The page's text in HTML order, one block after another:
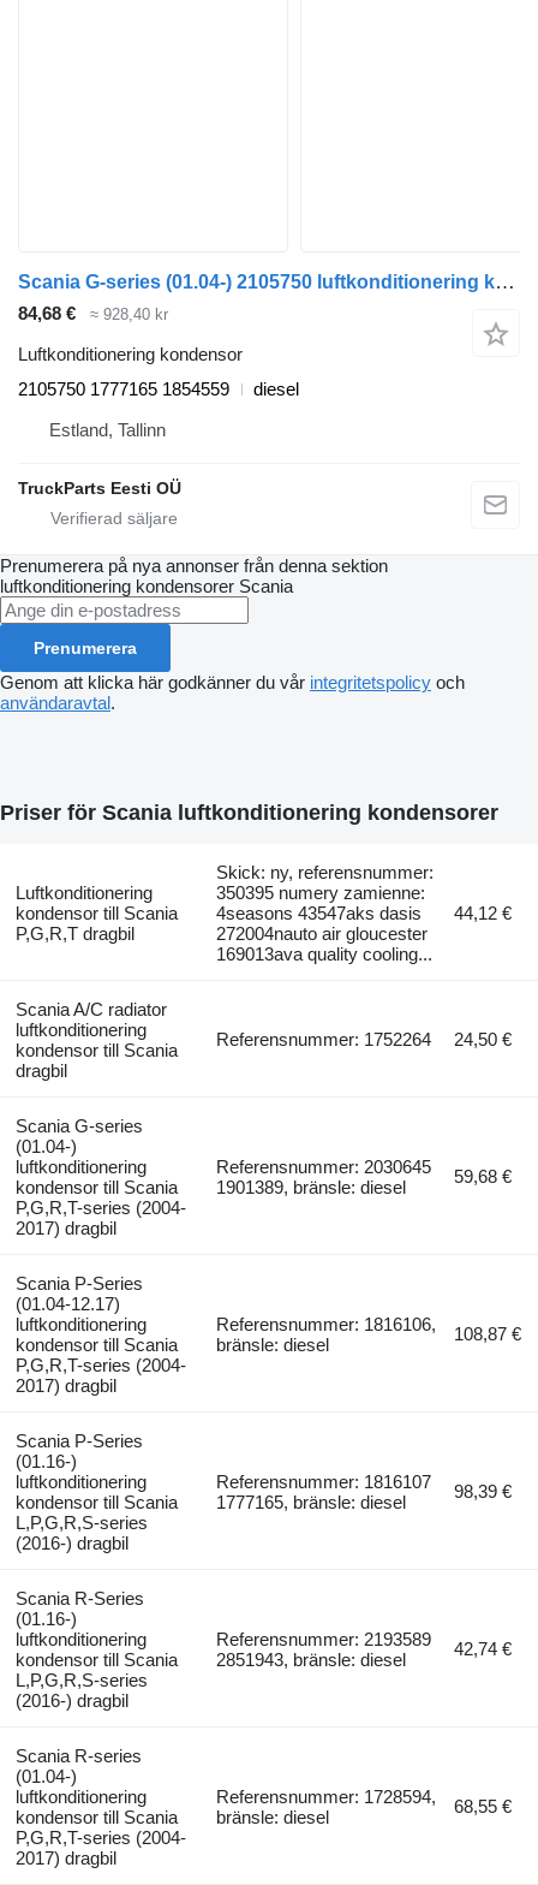
Scania G-series (01.04-) 2105750 luftkonditionering kondensor till Scania P,G,R,T-series (2004-2017) dragbil
84,68 € ≈ 928,40 kr
Luftkonditionering kondensor
2105750 1777165 1854559
diesel
Estland, Tallinn
TruckParts Eesti OÜ
Prenumerera på nya annonser från denna sektion
luftkonditionering kondensorer Scania
Prenumerera
Genom att klicka här godkänner du vår integritetspolicy och
användaravtal.
Priser för Scania luftkonditionering kondensorer
Luftkonditionering
kondensor till Scania
P,G,R,T dragbil
Skick: ny, referensnummer:
350395 numery zamienne:
4seasons 43547aks dasis
272004nauto air gloucester
169013ava quality cooling...
44,12 €
Scania A/C radiator
luftkonditionering
kondensor till Scania
dragbil
Referensnummer: 1752264 24,50 €
Scania G-series
(01.04-)
luftkonditionering
kondensor till Scania
P,G,R,T-series (2004-
2017) dragbil
Referensnummer: 2030645
1901389, bränsle: diesel
59,68 €
Scania P-Series
(01.04-12.17)
luftkonditionering
kondensor till Scania
P,G,R,T-series (2004-
2017) dragbil
Referensnummer: 1816106,
bränsle: diesel
108,87 €
Scania P-Series
(01.16-)
luftkonditionering
kondensor till Scania
L,P,G,R,S-series
(2016-) dragbil
Referensnummer: 1816107
1777165, bränsle: diesel
98,39 €
Scania R-Series
(01.16-)
luftkonditionering
kondensor till Scania
L,P,G,R,S-series
(2016-) dragbil
Referensnummer: 2193589
2851943, bränsle: diesel
42,74 €
Scania R-series
(01.04-)
luftkonditionering
kondensor till Scania
P,G,R,T-series (2004-
2017) dragbil
Referensnummer: 1728594,
bränsle: diesel
68,55 €